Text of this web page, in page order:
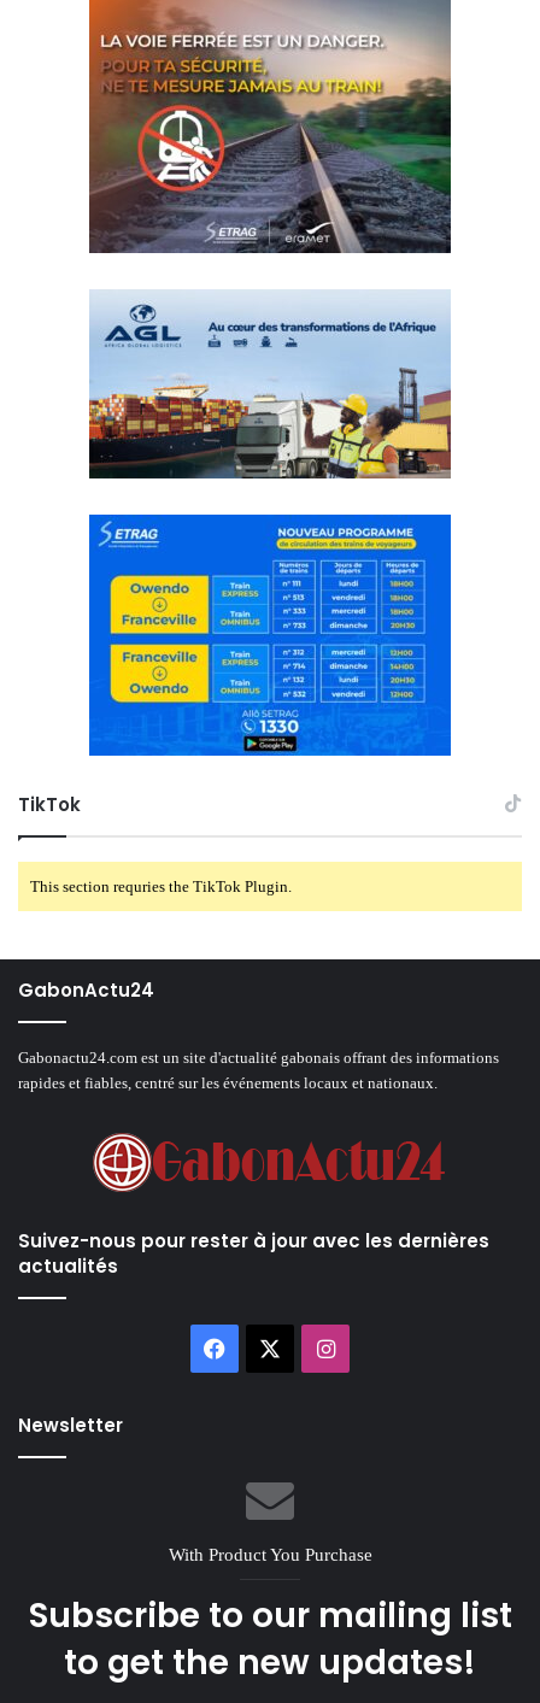
TikTok
This section requries the TikTok Plugin.
GabonActu24
Gabonactu24.com est un site d'actualité gabonais offrant des informations
rapides et fiables, centré sur les événements locaux et nationaux.
Suivez-nous pour rester à jour avec les dernières
actualités
Facebook Instagram
Newsletter
With Product You Purchase
Subscribe to our mailing list
to get the new updates!